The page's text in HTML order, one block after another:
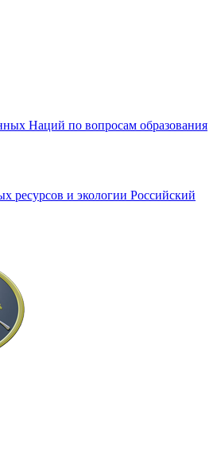
Наций по вопросам образования
ресурсов и экологии Российский